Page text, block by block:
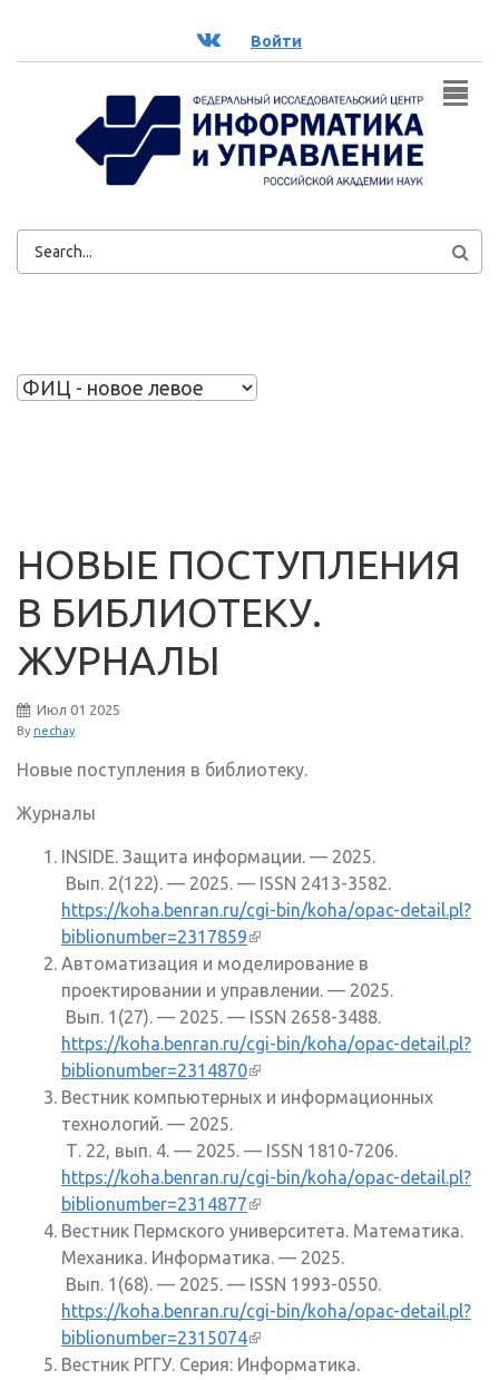
ВК Войти
ФОРМА
НОВЫЕ ПОСТУПЛЕНИЯ
В БИБЛИОТЕКУ.
ЖУРНАЛЫ
Июл 01 2025
By nechay
Новые поступления в библиотеку.
Журналы
INSIDE. Защита информации. — 2025.
Вып. 2(122). — 2025. — ISSN 2413-3582.
https://koha.benran.ru/cgi-bin/koha/opac-detail.pl?
biblionumber=2317859(внешняя ссылка)
Автоматизация и моделирование в
проектировании и управлении. — 2025.
Вып. 1(27). — 2025. — ISSN 2658-3488.
https://koha.benran.ru/cgi-bin/koha/opac-detail.pl?
biblionumber=2314870(внешняя ссылка)
Вестник компьютерных и информационных
технологий. — 2025.
Т. 22, вып. 4. — 2025. — ISSN 1810-7206.
https://koha.benran.ru/cgi-bin/koha/opac-detail.pl?
biblionumber=2314877(внешняя ссылка)
Вестник Пермского университета. Математика.
Механика. Информатика. — 2025.
Вып. 1(68). — 2025. — ISSN 1993-0550.
https://koha.benran.ru/cgi-bin/koha/opac-detail.pl?
biblionumber=2315074(внешняя ссылка)
Вестник РГГУ. Серия: Информатика.